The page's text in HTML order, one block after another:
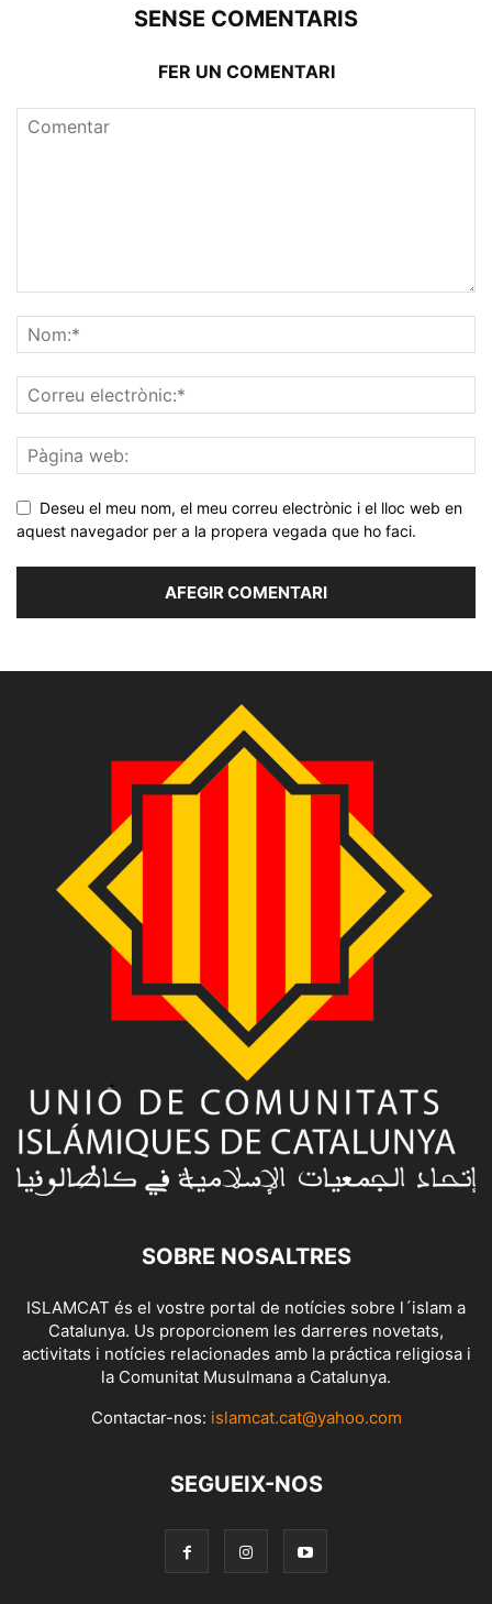
SENSE COMENTARIS
FER UN COMENTARI
Deseu el meu nom, el meu correu electrònic i el lloc web en
aquest navegador per a la propera vegada que ho faci.
SOBRE NOSALTRES
ISLAMCAT és el vostre portal de notícies sobre l´islam a
Catalunya. Us proporcionem les darreres novetats,
activitats i notícies relacionades amb la práctica religiosa i
la Comunitat Musulmana a Catalunya.
Contactar-nos: islamcat.cat@yahoo.com
SEGUEIX-NOS